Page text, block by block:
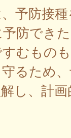
予防接
防でき
むもの
るため
し、計